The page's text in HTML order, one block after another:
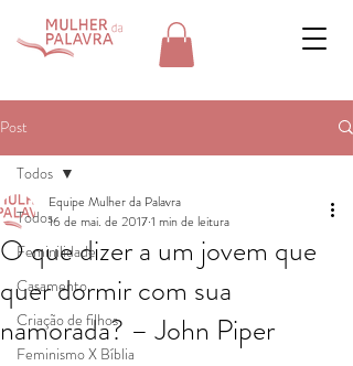
Post
Todos
Feminilidade
Casamento
Criação de filhos
Feminismo X Bíblia
Todos
O que dizer a um jovem que
quer dormir com sua
namorada? – John Piper
Equipe Mulher da Palavra
16 de mai. de 20171 min de leitura